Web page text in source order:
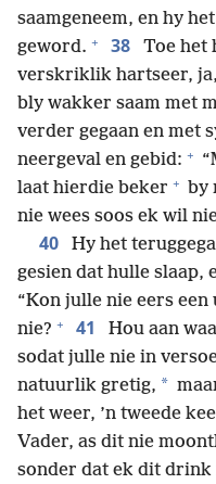
saamgeneem, en hy
geword. + 38
Toe het
verskriklik hartseer,
bly wakker saam met
verder gegaan en met
neergeval en gebid: +
laat hierdie beker + by
nie wees soos ek wil
40
Hy het
gesien dat hulle slaap,
“Kon julle nie eers
nie? + 41 Hou aan
sodat julle nie in
natuurlik gretig, *
het weer, ’n tweede
Vader, as dit nie
sonder dat ek dit drink